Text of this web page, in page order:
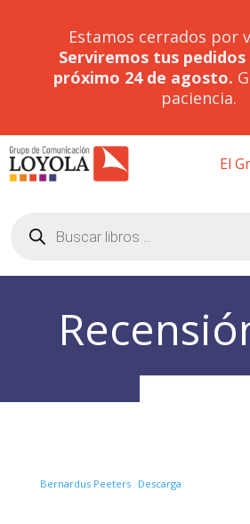
Estamos cerrados por
Serviremos tus
próximo 24 de agosto.
paciencia.
El
productos
Bernardus Peeters Descarga